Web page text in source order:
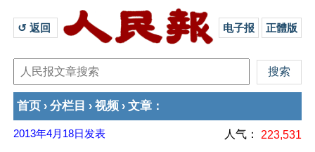
↺ 返回 电子报 正體版
首页 › 分栏目 › 视频 › 文章 ：
2013年4月18日 发表 人气： 223,531